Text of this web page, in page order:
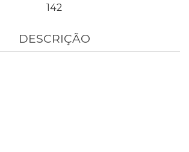
142
DESCRIÇÃO